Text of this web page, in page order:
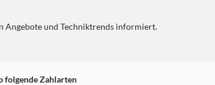
Angebote und Techniktrends informiert.
folgende Zahlarten